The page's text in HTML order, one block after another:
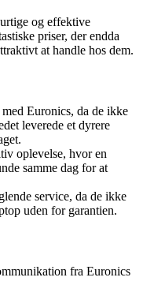
og effektive
priser, der endda
at handle hos dem.
Euronics, da de ikke
leverede et dyrere
oplevelse, hvor en
samme dag for at
service, da de ikke
uden for garantien.
fra Euronics